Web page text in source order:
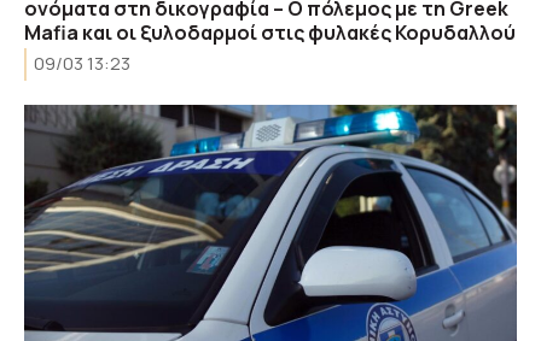
ονόματα στη δικογραφία – Ο πόλεμος με τη Greek
Mafia και οι ξυλοδαρμοί στις φυλακές Κορυδαλλού
09/03 13:23